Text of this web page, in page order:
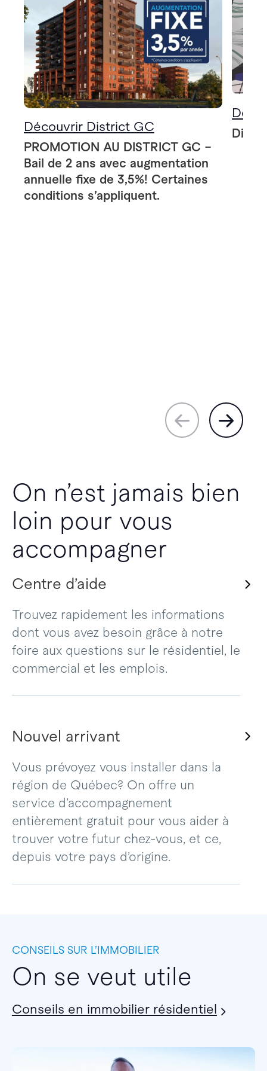
Découvrir District GC
PROMOTION AU DISTRICT GC –
Bail de 2 ans avec augmentation
annuelle fixe de 3,5%! Certaines
conditions s’appliquent.
On n’est jamais bien
loin pour vous
accompagner
Centre d’aide
Trouvez rapidement les informations
dont vous avez besoin grâce à notre
foire aux questions sur le résidentiel, le
commercial et les emplois.
Nouvel arrivant
Vous prévoyez vous installer dans la
région de Québec? On offre un
service d’accompagnement
entièrement gratuit pour vous aider à
trouver votre futur chez-vous, et ce,
depuis votre pays d’origine.
CONSEILS SUR L’IMMOBILIER
On se veut utile
Conseils en immobilier résidentiel